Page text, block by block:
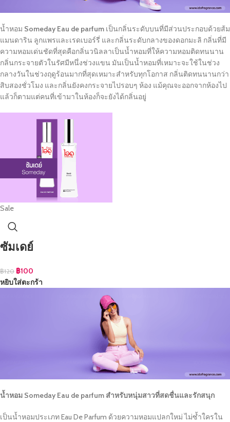
น้ำหอม Someday Eau de parfum เป็นกลิ่นระดับบนที่มีส่วนประกอบด้วยส้ม
แมนดาริน ลูกแพรและเรดเบอร์รี่ และกลิ่นระดับกลางของดอกมะลิ กลิ่นที่มี
ความหอมเด่นชัดที่สุดคือกลิ่นวนิลลาเป็นน้ำหอมที่ให้ความหอมติดทนนาน
กลิ่นกระจายตัวในรัศมีหนึ่งช่วงแขน มันเป็นน้ำหอมที่เหมาะจะใช้ในช่วง
กลางวันในช่วงฤดูร้อนมากที่สุดเหมาะสำหรับทุกโอกาส กลิ่นติดทนนานกว่า
สิบสองชั่วโมง และกลิ่นยังคงกระจายไปรอบๆ ห้อง แม้คุณจะออกจากห้องไป
แล้วก็ตามแต่คนที่เข้ามาในห้องก็จะยังได้กลิ่นอยู่
Sale
ซัมเดย์
฿120 ฿100
หยิบใส่ตะกร้า
น้ำหอม Someday Eau de parfum สำหรับหนุ่มสาวที่สดชื่นและรักสนุก
เป็นน้ำหอมประเภท Eau De Parfum ด้วยความหอมแปลกใหม่ ไม่ซ้ำใครใน